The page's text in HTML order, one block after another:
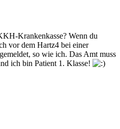
Krankenkasse? Wenn du
vor dem Hartz4 bei einer
so wie ich. Das Amt muss
ich bin Patient 1. Klasse!